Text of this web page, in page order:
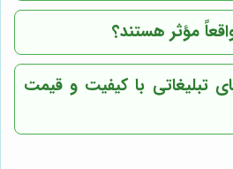
مؤثر هستند؟
تبلیغاتی با کیفیت و قیمت